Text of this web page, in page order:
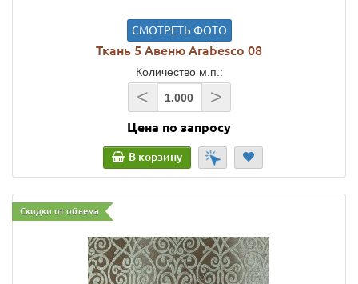
СМОТРЕТЬ ФОТО
Ткань 5 Авеню Arabesco 08
Количество м.п.:
< >
Цена по запросу
В корзину
Скидки от объема